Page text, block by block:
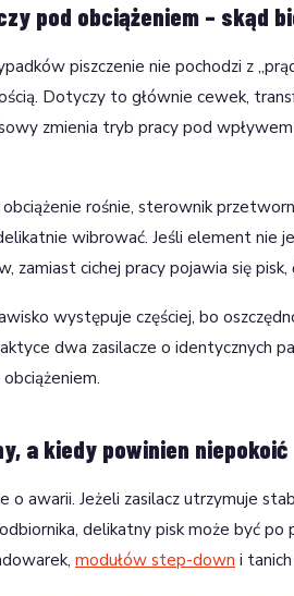
pod obciążeniem – skąd
piszczenie nie pochodzi z
Dotyczy to głównie cewek,
zmienia tryb pracy pod
rośnie, sterownik
wibrować. Jeśli element nie
zamiast cichej pracy pojawia się
występuje częściej, bo
dwa zasilacze o identycznych
a kiedy powinien niepokoić
o awarii. Jeżeli zasilacz utrzymuje
delikatny pisk może być
modułów step-down i